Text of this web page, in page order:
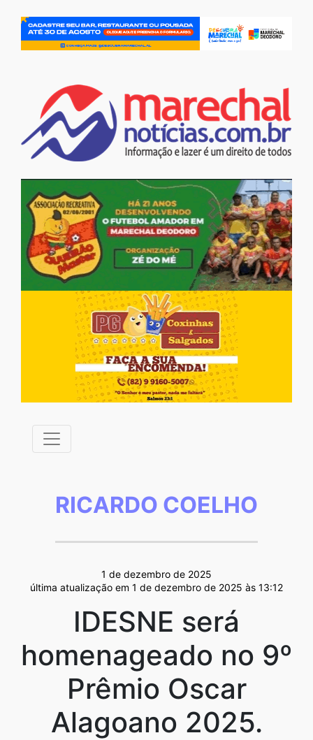
RICARDO COELHO
1 de dezembro de 2025
última atualização em 1 de dezembro de 2025 às 13:12
IDESNE será
homenageado no 9º
Prêmio Oscar
Alagoano 2025.